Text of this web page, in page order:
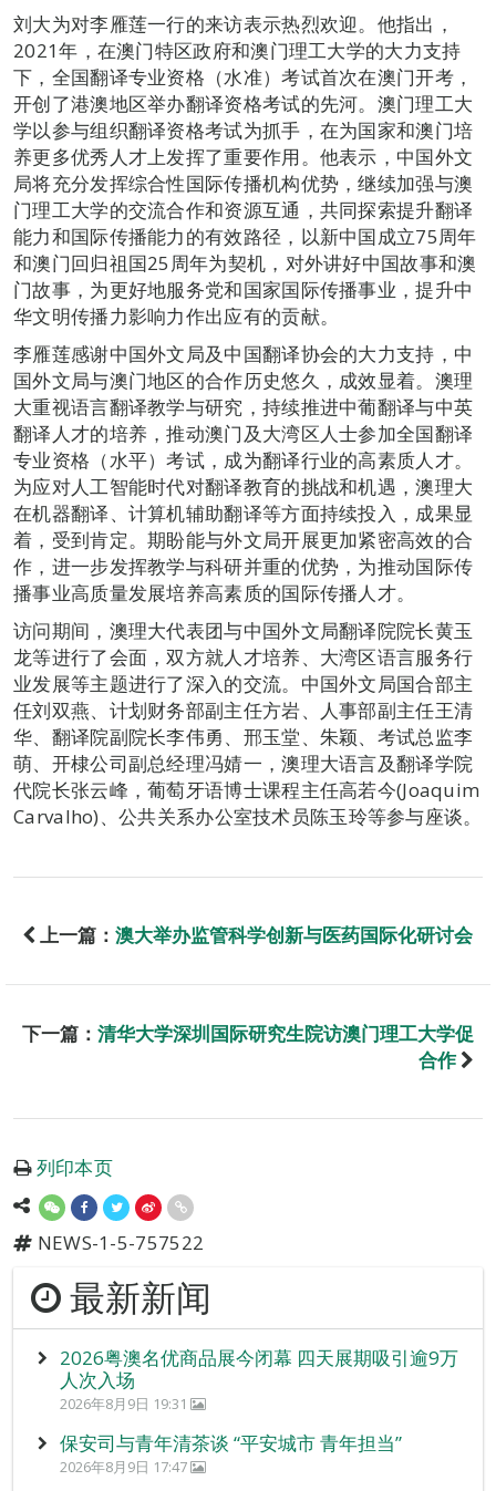
刘大为对李雁莲一行的来访表示热烈欢迎。他指出，
2021年，在澳门特区政府和澳门理工大学的大力支持
下，全国翻译专业资格（水准）考试首次在澳门开考，
开创了港澳地区举办翻译资格考试的先河。澳门理工大
学以参与组织翻译资格考试为抓手，在为国家和澳门培
养更多优秀人才上发挥了重要作用。他表示，中国外文
局将充分发挥综合性国际传播机构优势，继续加强与澳
门理工大学的交流合作和资源互通，共同探索提升翻译
能力和国际传播能力的有效路径，以新中国成立75周年
和澳门回归祖国25周年为契机，对外讲好中国故事和澳
门故事，为更好地服务党和国家国际传播事业，提升中
华文明传播力影响力作出应有的贡献。
李雁莲感谢中国外文局及中国翻译协会的大力支持，中
国外文局与澳门地区的合作历史悠久，成效显着。澳理
大重视语言翻译教学与研究，持续推进中葡翻译与中英
翻译人才的培养，推动澳门及大湾区人士参加全国翻译
专业资格（水平）考试，成为翻译行业的高素质人才。
为应对人工智能时代对翻译教育的挑战和机遇，澳理大
在机器翻译、计算机辅助翻译等方面持续投入，成果显
着，受到肯定。期盼能与外文局开展更加紧密高效的合
作，进一步发挥教学与科研并重的优势，为推动国际传
播事业高质量发展培养高素质的国际传播人才。
访问期间，澳理大代表团与中国外文局翻译院院长黄玉
龙等进行了会面，双方就人才培养、大湾区语言服务行
业发展等主题进行了深入的交流。中国外文局国合部主
任刘双燕、计划财务部副主任方岩、人事部副主任王清
华、翻译院副院长李伟勇、邢玉堂、朱颖、考试总监李
萌、开棣公司副总经理冯婧一，澳理大语言及翻译学院
代院长张云峰，葡萄牙语博士课程主任高若今(Joaquim
Carvalho)、公共关系办公室技术员陈玉玲等参与座谈。
上一篇： 澳大举办监管科学创新与医药国际化研讨会
下一篇： 清华大学深圳国际研究生院访澳门理工大学促
合作
列印本页
NEWS-1-5-757522
最新新闻
2026粤澳名优商品展今闭幕 四天展期吸引逾9万
人次入场
2026年8月9日 19:31
保安司与青年清茶谈 “平安城市 青年担当”
2026年8月9日 17:47